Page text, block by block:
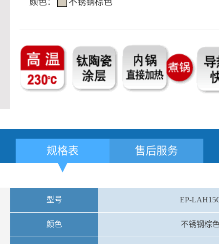
颜色： 不锈钢棕色
规格表 售后服务
型号 EP-
颜色 不锈钢棕